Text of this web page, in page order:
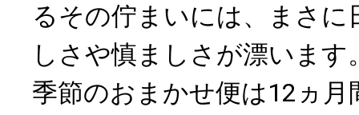
るその佇まいには、まさに
しさや慎ましさが漂います
季節のおまかせ便は12ヵ